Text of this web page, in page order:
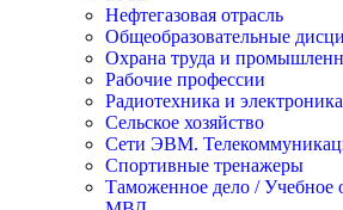
Нефтегазовая отрасль
Общеобразовательные
Охрана труда и
Рабочие профессии
Радиотехника и электроника
Сельское хозяйство
Сети ЭВМ.
Спортивные тренажеры
Таможенное дело / Учебное